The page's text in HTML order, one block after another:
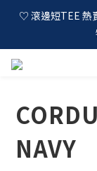
♡ 滾邊短TEE 熱
NAVY